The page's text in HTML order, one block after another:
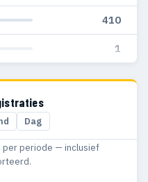
410
1
Dag
per periode — inclusief